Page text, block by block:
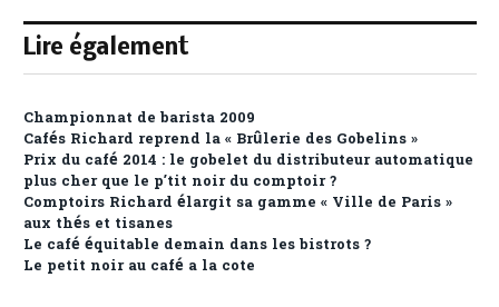
Lire également
Championnat de barista 2009
Cafés Richard reprend la « Brûlerie des Gobelins »
Prix du café 2014 : le gobelet du distributeur automatique
plus cher que le p’tit noir du comptoir ?
Comptoirs Richard élargit sa gamme « Ville de Paris »
aux thés et tisanes
Le café équitable demain dans les bistrots ?
Le petit noir au café a la cote